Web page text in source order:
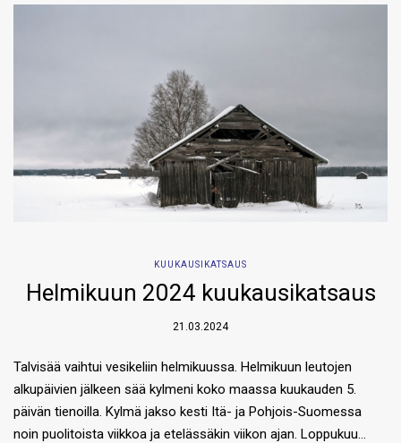
KUUKAUSIKATSAUS
Helmikuun 2024 kuukausikatsaus
21.03.2024
Talvisää vaihtui vesikeliin helmikuussa. Helmikuun leutojen
alkupäivien jälkeen sää kylmeni koko maassa kuukauden 5.
päivän tienoilla. Kylmä jakso kesti Itä- ja Pohjois-Suomessa
noin puolitoista viikkoa ja etelässäkin viikon ajan. Loppukuu…